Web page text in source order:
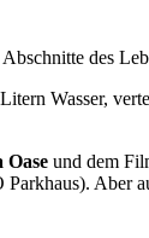
des
Wasser,
Oase und dem
Aber